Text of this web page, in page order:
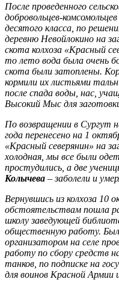
После проведенного
добровольцев-
десятого класса, по
деревню Невойлокино на
скота колхоза «Красный
то лето вода была очень
скота были затоплены.
кормили их листьями
после спада воды, нас,
Высокий Мыс для
По возвращении в Сургут
года перенесено на 1
«Красный северянин» на
холодная, мы все были
простудились, а две
Колычева – заболели и
Вернувшись из колхоза 10
обстоятельствам пошла
школу заведующей
общественную работу.
организатором на селе
работу по сбору средств
танков, по подписке на
для воинов Красной Армии